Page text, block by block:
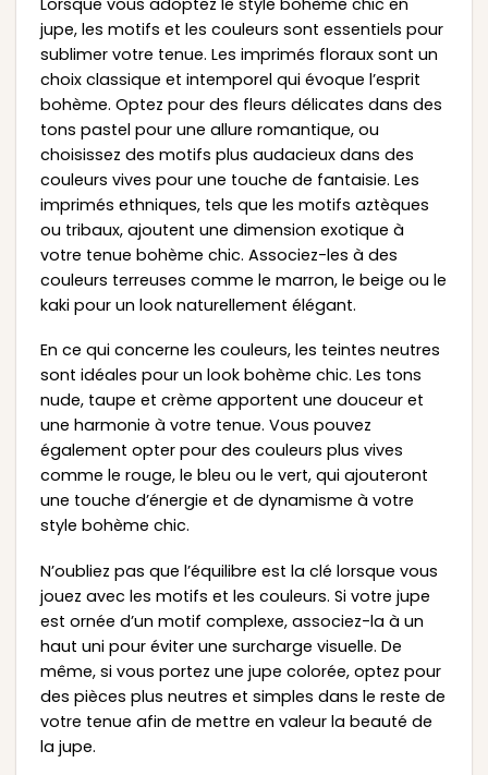
jupe, les motifs et les couleurs sont essentiels pour
sublimer votre tenue. Les imprimés floraux sont un
choix classique et intemporel qui évoque l’esprit
bohème. Optez pour des fleurs délicates dans des
tons pastel pour une allure romantique, ou
choisissez des motifs plus audacieux dans des
couleurs vives pour une touche de fantaisie. Les
imprimés ethniques, tels que les motifs aztèques
ou tribaux, ajoutent une dimension exotique à
votre tenue bohème chic. Associez-les à des
couleurs terreuses comme le marron, le beige ou le
kaki pour un look naturellement élégant.
En ce qui concerne les couleurs, les teintes neutres
sont idéales pour un look bohème chic. Les tons
nude, taupe et crème apportent une douceur et
une harmonie à votre tenue. Vous pouvez
également opter pour des couleurs plus vives
comme le rouge, le bleu ou le vert, qui ajouteront
une touche d’énergie et de dynamisme à votre
style bohème chic.
N’oubliez pas que l’équilibre est la clé lorsque vous
jouez avec les motifs et les couleurs. Si votre jupe
est ornée d’un motif complexe, associez-la à un
haut uni pour éviter une surcharge visuelle. De
même, si vous portez une jupe colorée, optez pour
des pièces plus neutres et simples dans le reste de
votre tenue afin de mettre en valeur la beauté de
la jupe.